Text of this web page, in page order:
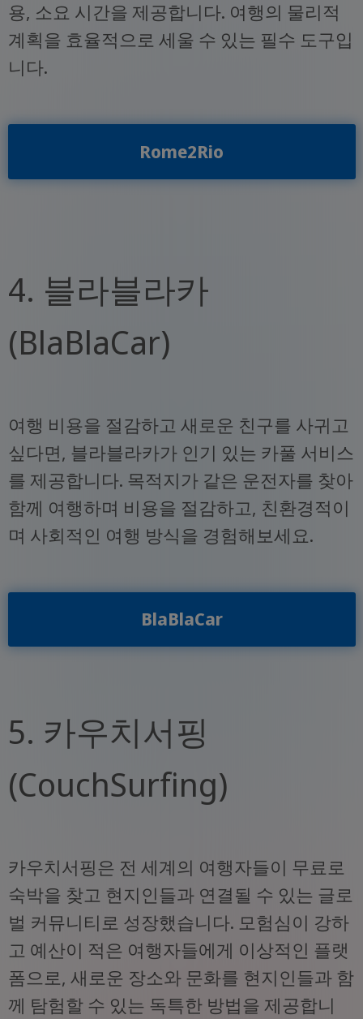
용, 소요 시간을 제공합니다. 여행의 물리적
계획을 효율적으로 세울 수 있는 필수 도구입
니다.
Rome2Rio
4. 블라블라카
(BlaBlaCar)
여행 비용을 절감하고 새로운 친구를 사귀고
싶다면, 블라블라카가 인기 있는 카풀 서비스
를 제공합니다. 목적지가 같은 운전자를 찾아
함께 여행하며 비용을 절감하고, 친환경적이
며 사회적인 여행 방식을 경험해보세요.
BlaBlaCar
5. 카우치서핑
(CouchSurfing)
카우치서핑은 전 세계의 여행자들이 무료로
숙박을 찾고 현지인들과 연결될 수 있는 글로
벌 커뮤니티로 성장했습니다. 모험심이 강하
고 예산이 적은 여행자들에게 이상적인 플랫
폼으로, 새로운 장소와 문화를 현지인들과 함
께 탐험할 수 있는 독특한 방법을 제공합니